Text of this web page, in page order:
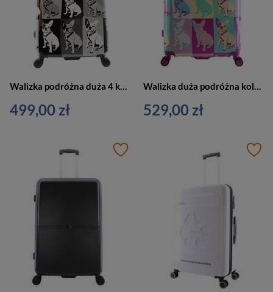
Walizka podróżna duża 4 kółka - SAXOLINE BULLDOG Mono L 1191HA.71.06
499,00 zł
Walizka duża podróżna kolorowa - SAXOLINE BULLDOG Color L B13W0.71.10
529,00 zł